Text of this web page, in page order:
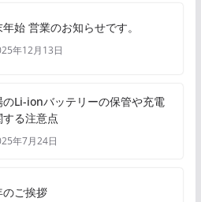
始 営業のお知らせです。
年12月13日
のLi-ionバッテリーの保管や充電
する注意点
年7月24日
のご挨拶